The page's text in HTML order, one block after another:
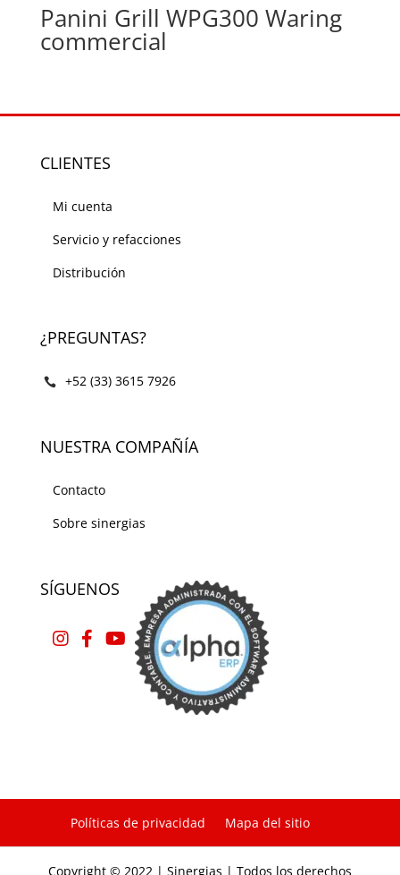
Panini Grill WPG300 Waring
commercial
CLIENTES
Mi cuenta
Servicio y refacciones
Distribución
¿PREGUNTAS?
+52 (33) 3615 7926
NUESTRA COMPAÑÍA
Contacto
Sobre sinergias
SÍGUENOS
Políticas de privacidad Mapa del sitio
Copyright © 2022 | Sinergias | Todos los derechos